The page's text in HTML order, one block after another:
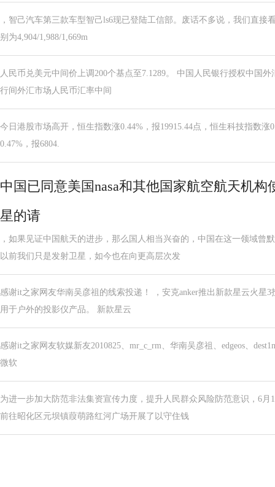
，智己汽车第三款车型智己ls6现已登陆工信部。废话不多说，我们直接
别为4,904/1,988/1,669m
人民币兑美元中间价上调200个基点至7.1289。 中国人民银行授权中国
行间外汇市场人民币汇率中间
今日港股市场高开，恒生指数涨0.44%，报19915.44点，恒生科技指数涨
0.47%，报6804.
中国已同意美国nasa和其他国家航空航天机构
星的请
，如果见证中国航天的进步，那么国人相当兴奋的，中国在这一领域曾
以前我们只是发射卫星，如今也在向更高层次发
感谢it之家网友华南吴彦祖的线索投递！ ，安克anker推出新款星云火星
用于户外的投影仪产品。 新款星云
感谢it之家网友软媒新友2010825、mr_c_rm、华南吴彦祖、edgeos、
微软
为进一步加大防范非法集资宣传力度，提升人民群众风险防范意识，6月
前往昭化区元坝镇葭萌路红河广场开展了以守住钱